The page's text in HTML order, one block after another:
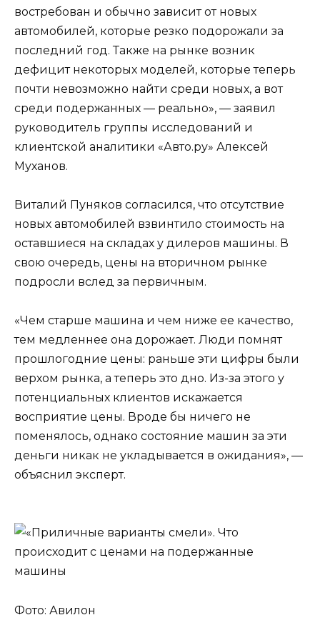
востребован и обычно зависит от новых
автомобилей, которые резко подорожали за
последний год. Также на рынке возник
дефицит некоторых моделей, которые теперь
почти невозможно найти среди новых, а вот
среди подержанных — реально», — заявил
руководитель группы исследований и
клиентской аналитики «Авто.ру» Алексей
Муханов.
Виталий Пуняков согласился, что отсутствие
новых автомобилей взвинтило стоимость на
оставшиеся на складах у дилеров машины. В
свою очередь, цены на вторичном рынке
подросли вслед за первичным.
«Чем старше машина и чем ниже ее качество,
тем медленнее она дорожает. Люди помнят
прошлогодние цены: раньше эти цифры были
верхом рынка, а теперь это дно. Из-за этого у
потенциальных клиентов искажается
восприятие цены. Вроде бы ничего не
поменялось, однако состояние машин за эти
деньги никак не укладывается в ожидания», —
объяснил эксперт.
Фото: Авилон